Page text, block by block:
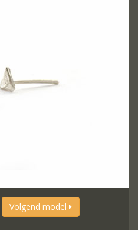
Volgend model